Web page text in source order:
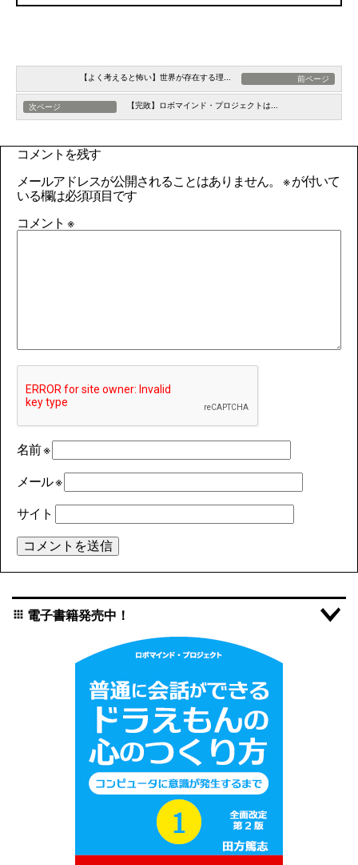
【よく考えると怖い】世界が存在する理... 前ページ
次ページ 【完敗】ロボマインド・プロジェクトは...
コメントを残す
メールアドレスが公開されることはありません。 ※が付いて
いる欄は必須項目です
コメント ※
名前※
メール※
サイト
apps 電子書籍発売中！